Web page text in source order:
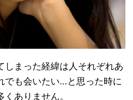
しまった経緯は人それぞれあ
でも会いたい…と思った時に
ありません。